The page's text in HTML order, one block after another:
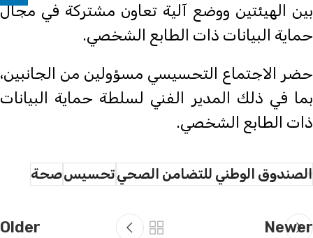
بين الهيئتين ووضع آلية تعاون مشتركة في مجال
حماية البيانات ذات الطابع الشخصي.
حضر الاجتماع التحسيسي مسؤولين من الجانبين،
بما في ذلك المدير الفني لسلطة حماية البيانات
ذات الطابع الشخصي.
الصندوق الوطني للتضامن الصحيتحسيسصحة
Newer
Older